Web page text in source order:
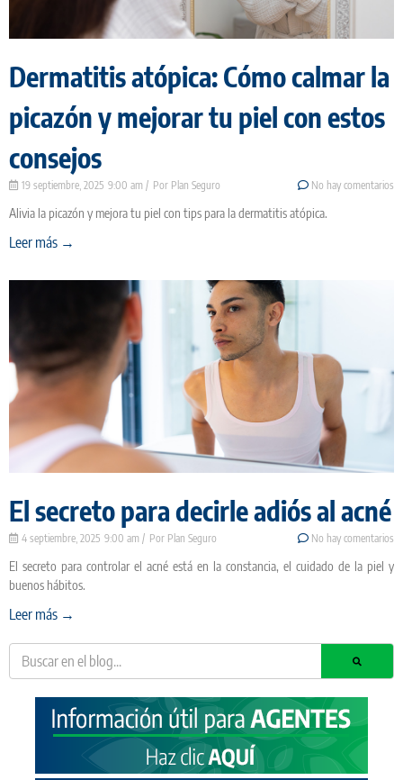
Dermatitis atópica: Cómo calmar la
picazón y mejorar tu piel con estos
consejos
Plan Seguro
19 septiembre, 2025 9:00 am No hay comentarios
Alivia la picazón y mejora tu piel con tips para la dermatitis atópica.
Leer más →
El secreto para decirle adiós al acné
Plan Seguro
4 septiembre, 2025 9:00 am No hay comentarios
El secreto para controlar el acné está en la constancia, el cuidado de la piel y
buenos hábitos.
Leer más →